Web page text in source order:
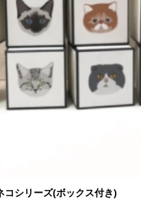
コシリーズ(ボックス付き)